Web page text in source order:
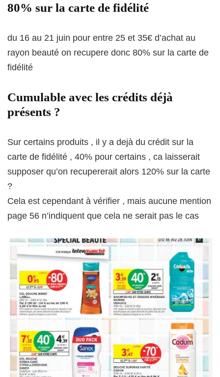
80% sur la carte de fidélité
du 16 au 21 juin pour entre 25 et 35€ d’achat au
rayon beauté on recupere donc 80% sur la carte de
fidélité
Cumulable avec les crédits déjà
présents ?
Sur certains produits , il y a dejà du crédit sur la
carte de fidélité , 40% pour certains , ca laisserait
supposer qu’on recupererait alors 120% sur la carte
?
Cela est cependant à vérifier , mais aucune mention
page 56 n’indiquent que cela ne serait pas le cas